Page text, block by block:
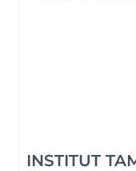
INSTITUT